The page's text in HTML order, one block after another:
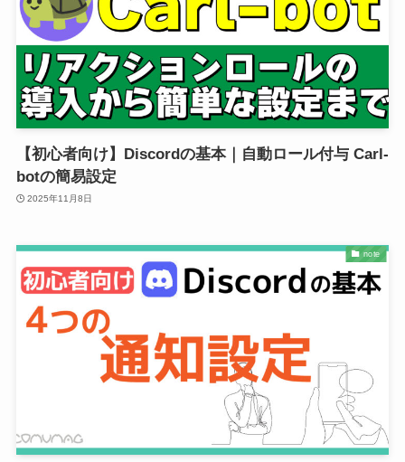
【初心者向け】Discordの基本｜自動ロール付与 Carl-
botの簡易設定
2025年11月8日
note